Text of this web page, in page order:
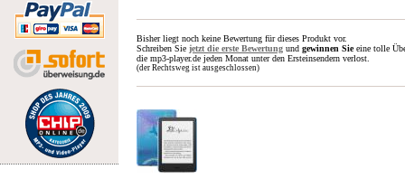
Bisher liegt noch keine Bewertung für dieses Produkt vor.
Schreiben Sie jetzt die erste Bewertung und gewinnen Sieeine tolle
die mp3-player.de jeden Monat unter den Ersteinsendern verlost.
(der Rechtsweg ist ausgeschlossen)